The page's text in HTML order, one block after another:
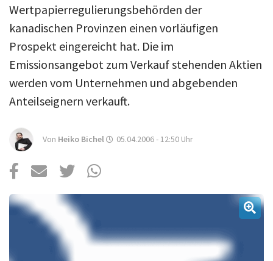
Über uns
Podcast
Mac Life+
Wertpapierregulierungsbehörden der
kanadischen Provinzen einen vorläufigen
Prospekt eingereicht hat. Die im
Emissionsangebot zum Verkauf stehenden Aktien
werden vom Unternehmen und abgebenden
Anteilseignern verkauft.
Von Heiko Bichel 05.04.2006 - 12:50 Uhr